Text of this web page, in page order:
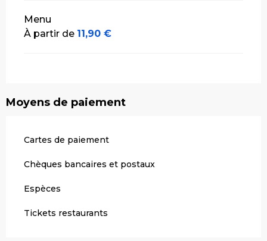
Menu
À partir de 11,90 €
Moyens de paiement
Cartes de paiement
Chèques bancaires et postaux
Espèces
Tickets restaurants